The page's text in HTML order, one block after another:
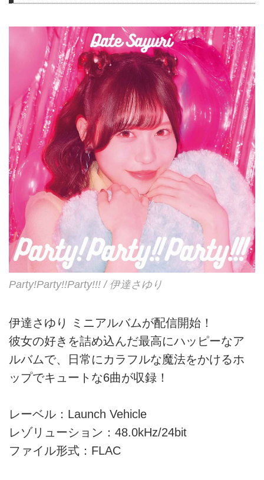
Party!Party!!Party!!! / 伊達さゆり
伊達さゆり ミニアルバムが配信開始！
彼女の好きを詰め込んだ最高にハッピーなア
ルバムで、日常にカラフルな魔法をかけるホ
ップでキュートな6曲が収録！
レーベル：Launch Vehicle
レゾリューション：48.0kHz/24bit
ファイル形式：FLAC